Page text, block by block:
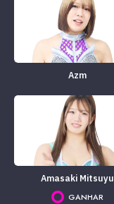
Azm
Amasaki Mitsuyu
GANHAR